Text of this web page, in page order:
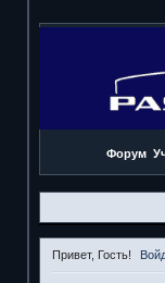
Форум
Привет, Гость!